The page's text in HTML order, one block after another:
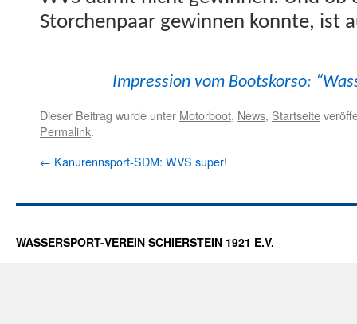
Storchen­paar gewin­nen kon­nte, ist
Impres­sion vom Boot­sko­r­so:
Dieser Beitrag wurde unter Motorboot, News, Startseite
Permalink.
← Kanurennsport-SDM: WVS super!
WASSERSPORT-VEREIN SCHIERSTEIN 1921 E.V.